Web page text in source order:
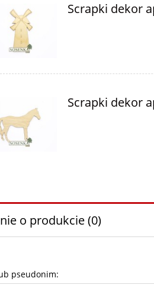
Scrapki dekor
Scrapki dekor
o produkcie (0)
pseudonim: